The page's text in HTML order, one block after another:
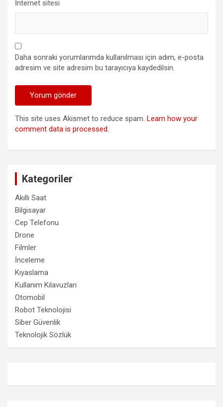
İnternet sitesi
Daha sonraki yorumlarımda kullanılması için adım, e-posta
adresim ve site adresim bu tarayıcıya kaydedilsin.
This site uses Akismet to reduce spam. Learn how your
comment data is processed.
Kategoriler
Akıllı Saat
Bilgisayar
Cep Telefonu
Drone
Filmler
İnceleme
Kıyaslama
Kullanım Kılavuzları
Otomobil
Robot Teknolojisi
Siber Güvenlik
Teknolojik Sözlük